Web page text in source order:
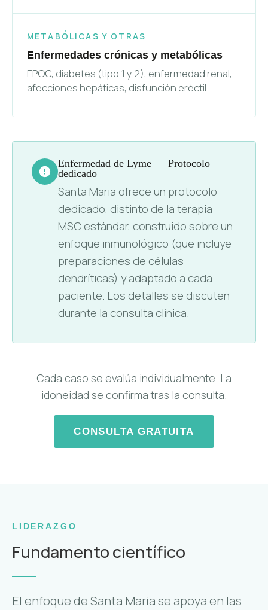
METABÓLICAS Y OTRAS
Enfermedades crónicas y metabólicas
EPOC, diabetes (tipo 1 y 2), enfermedad renal,
afecciones hepáticas, disfunción eréctil
Enfermedad de Lyme — Protocolo
dedicado
Santa Maria ofrece un protocolo
dedicado, distinto de la terapia
MSC estándar, construido sobre un
enfoque inmunológico (que incluye
preparaciones de células
dendríticas) y adaptado a cada
paciente. Los detalles se discuten
durante la consulta clínica.
Cada caso se evalúa individualmente. La
idoneidad se confirma tras la consulta.
CONSULTA GRATUITA
LIDERAZGO
Fundamento científico
El enfoque de Santa Maria se apoya en las